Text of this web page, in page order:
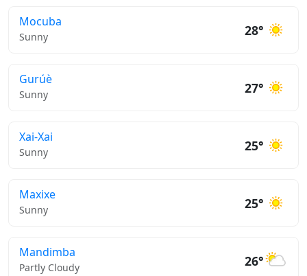
Mocuba
Sunny 28°
Gurúè
Sunny 27°
Xai-Xai
Sunny 25°
Maxixe
Sunny 25°
Mandimba
Partly Cloudy 26°